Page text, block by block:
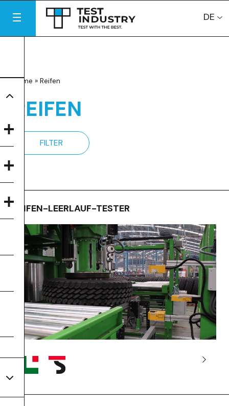
DE
Home » Reifen
REIFEN
FILTER
REIFEN-LEERLAUF-TESTER